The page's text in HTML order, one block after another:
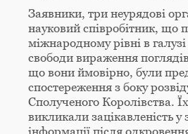
Заявники, три неурядові
науковий співробітник, що
міжнародному рівні в
свободи вираження
що вони ймовірно, були
спостереження з боку
Сполученого Королівства.
викликали зацікавленість у